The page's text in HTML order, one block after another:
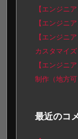
【エンジニ
【エンジニ
【エンジニ
カスタマイズ
【エンジニ
制作（地方可
最近のコ